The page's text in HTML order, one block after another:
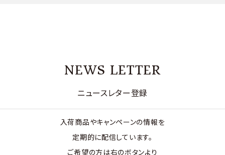
NEWS LETTER
ニュースレター登録
入荷商品やキャンペーンの情報を
定期的に配信しています。
ご希望の方は右のボタンより